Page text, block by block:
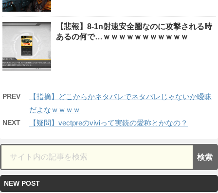
【悲報】8-1n射速安全圏なのに攻撃される時
あるの何で…ｗｗｗｗｗｗｗｗｗｗｗ
PREV
【指摘】どこからかネタバレでネタバレじゃないか曖昧
だよなｗｗｗｗ
NEXT 【疑問】vectpreのviviって実銃の愛称とかなの？
NEW POST